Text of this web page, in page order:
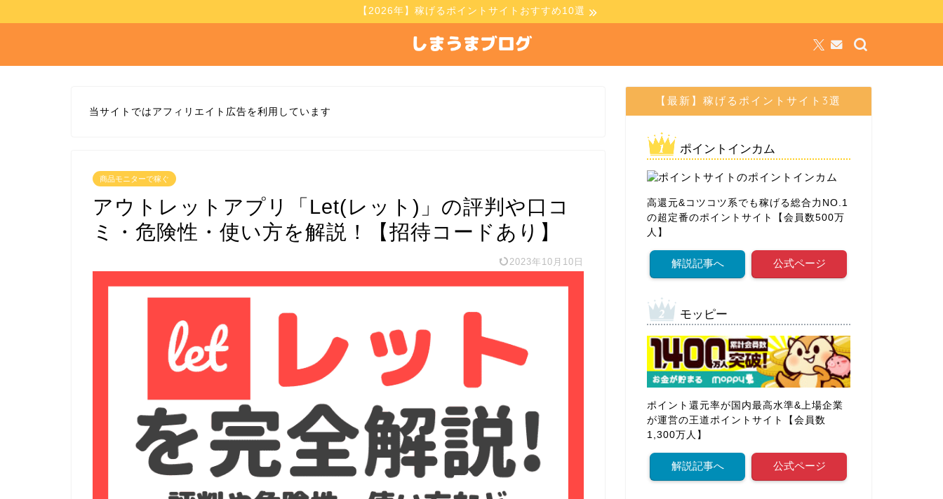
【2026年】稼げるポイントサイトおすすめ10選
当サイトではアフィリエイト広告を利用しています
商品モニターで稼ぐ
アウトレットアプリ「Let(レット)」の評判や口コ
ミ・危険性・使い方を解説！【招待コードあり】
2023年10月10日
【最新】稼げるポイントサイト3選
ポイントインカム
高還元&コツコツ系でも稼げる総合力NO.1
の超定番のポイントサイト【会員数500万
人】
解説記事へ 公式ページ
モッピー
ポイント還元率が国内最高水準&上場企業
が運営の王道ポイントサイト【会員数
1,300万人】
解説記事へ 公式ページ